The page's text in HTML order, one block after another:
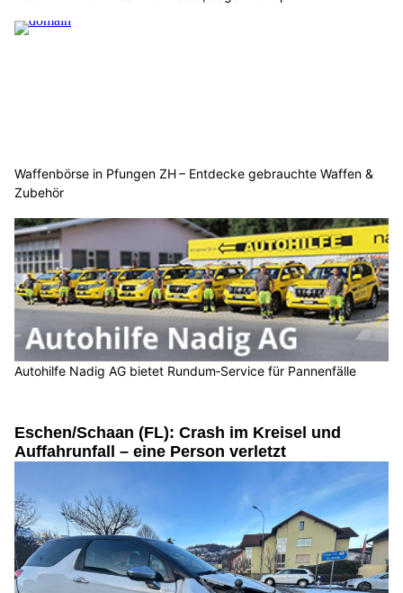
Waffenbörse in Pfungen ZH – Entdecke gebrauchte Waffen &
Zubehör
Autohilfe Nadig AG bietet Rundum‑Service für Pannenfälle
Eschen/Schaan (FL): Crash im Kreisel und
Auffahrunfall – eine Person verletzt